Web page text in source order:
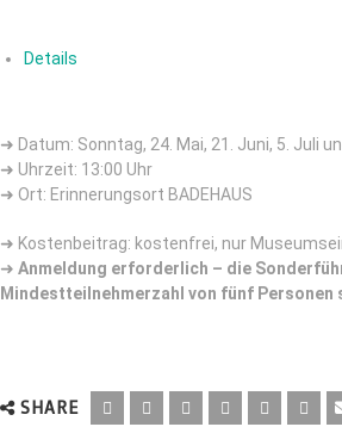
Details
➜ Datum: Sonntag, 24. Mai, 21. Juni, 5. Juli
➜ Uhrzeit: 13:00 Uhr
➜ Ort: Erinnerungsort BADEHAUS
➜ Kostenbeitrag: kostenfrei, nur
➜ Anmeldung erforderlich – die
Mindestteilnehmerzahl von fünf Personen
SHARE